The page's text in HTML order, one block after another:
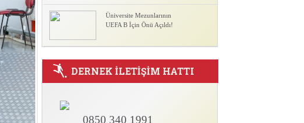
Üniversite Mezunlarının
UEFA B İçin Önü Açıldı!
DERNEK İLETİŞİM HATTI
0850 340 1991